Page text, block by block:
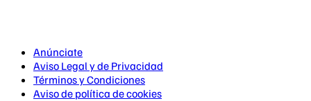
Anúnciate
Aviso Legal y de Privacidad
Términos y Condiciones
Aviso de política de cookies